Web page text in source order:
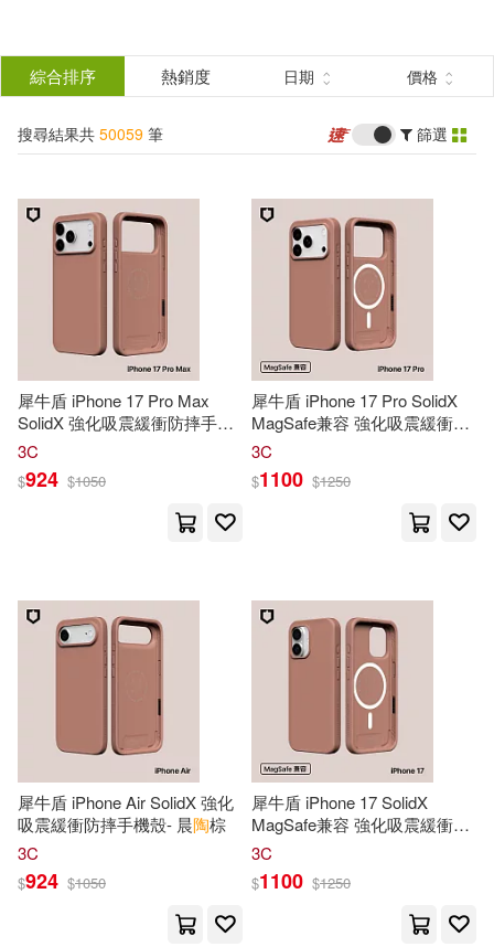
結
篩
分類 (單選)
所有商品(50059)
圖書(20205) 影音(445)
美妝(138)
家居生活(2016) 美食(213)
3C(3631) 家電(948)
無印良品(116) 星巴克(5)
休閒生活(735)
婦幼生活(1703)
餐廚生活(5789)
作者 (可複選)
ケイ・エム・プロデュース(147)
葉聖陶(113) 瑞城夷真(110)
AI-PROJECT(106)
Osborne(99) 於清峰(94)
漂亮家居編輯部(86)
陶紅亮(86) Toyo(82)
出版社 (可複選)
悅文社(1044)
TMEplus(481)
人民郵電出版社(328)
(可複選)
綜合排序 熱銷度 日期 價格
搜尋結果共 50059 筆 篩選
犀牛盾 iPhone 17 Pro Max
SolidX 強化吸震緩衝防摔手機
殼- 晨
3C
$924 $1050
犀牛盾 iPhone 17 Pro SolidX
MagSafe兼容 強化吸震緩衝防
摔磁吸手機殼- 晨
3C
$1100 $1250
犀牛盾 iPhone Air SolidX 強化
吸震緩衝防摔手機殼- 晨陶棕
3C
$924 $1050
犀牛盾 iPhone 17 SolidX
MagSafe兼容 強化吸震緩衝防
摔磁吸手機殼- 晨
3C
$1100 $1250